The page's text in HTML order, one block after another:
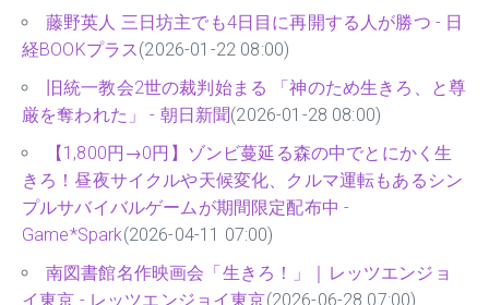
藤野英人 三日坊主でも4日目に再開する人が勝つ - 日
経BOOKプラス(2026-01-22 08:00)
旧統一教会2世の裁判始まる 「神のため生きろ、と尊
厳を奪われた」 - 朝日新聞(2026-01-28 08:00)
【1,800円→0円】ゾンビ蔓延る森の中でとにかく生
きろ！昼夜サイクルや天候変化、クルマ運転もあるシン
プルサバイバルゲームが期間限定配布中 -
Game*Spark(2026-04-11 07:00)
南図書館名作映画会「生きろ！」｜レッツエンジョ
イ東京 - レッツエンジョイ東京(2026-06-28 07:00)